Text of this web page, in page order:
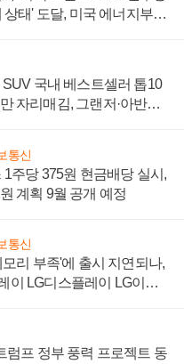
상태' 도달, 미국 에너지부
국내 베스트셀러 톱10
자리매김, 그랜저·아반떼
통신
주당 375원 현금배당 실시,
계획 9월 공개 예정
통신
리 부족'에 출시 지연되나,
이 LG디스플레이 LG이노
럼프 정부 풍력 프로젝트 동